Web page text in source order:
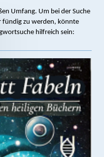
Umfang. Um bei der Suche
fündig zu werden, könnte
hilfreich sein: